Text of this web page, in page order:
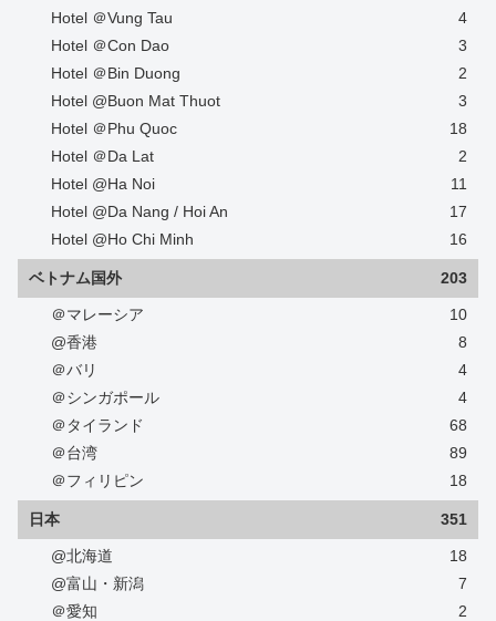
Hotel ＠Vung Tau
4
Hotel ＠Con Dao
3
Hotel ＠Bin Duong
2
Hotel @Buon Mat Thuot
3
Hotel ＠Phu Quoc
18
Hotel ＠Da Lat
2
Hotel @Ha Noi
11
Hotel @Da Nang / Hoi An
17
Hotel @Ho Chi Minh
16
ベトナム国外 203
＠マレーシア
10
@香港
8
＠バリ
4
＠シンガポール
4
＠タイランド
68
＠台湾
89
＠フィリピン
18
日本 351
@北海道
18
@富山・新潟
7
＠愛知
2